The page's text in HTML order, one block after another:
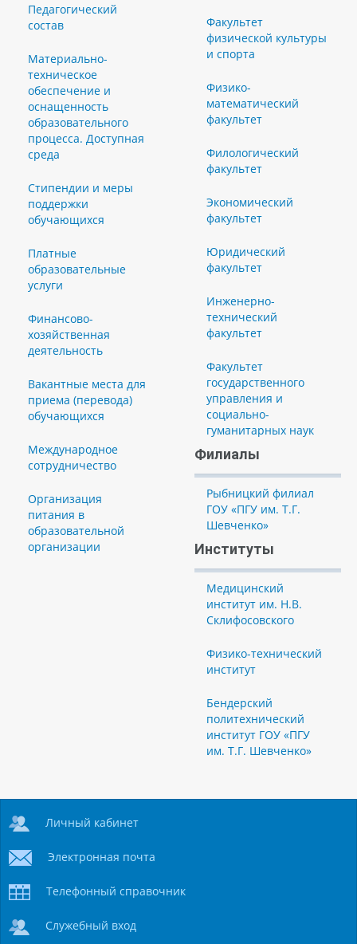
Педагогический
состав
Материально-
техническое
обеспечение и
оснащенность
образовательного
процесса. Доступная
среда
Стипендии и меры
поддержки
обучающихся
Платные
образовательные
услуги
Финансово-
хозяйственная
деятельность
Вакантные места для
приема (перевода)
обучающихся
Международное
сотрудничество
Организация
питания в
образовательной
организации
Факультет
физической культуры
и спорта
Физико-
математический
факультет
Филологический
факультет
Экономический
факультет
Юридический
факультет
Инженерно-
технический
факультет
Факультет
государственного
управления и
социально-
гуманитарных наук
Филиалы
Рыбницкий филиал
ГОУ «ПГУ им. Т.Г.
Шевченко»
Институты
Медицинский
институт им. Н.В.
Склифосовского
Физико-технический
институт
Бендерский
политехнический
институт ГОУ «ПГУ
им. Т.Г. Шевченко»
Личный кабинет
Электронная почта
Телефонный справочник
Служебный вход